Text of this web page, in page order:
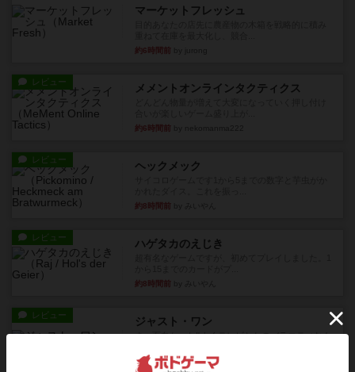
マーケットフレッシュ
約6時間前
レビュー メメントオンラインタクティクス
約6時間前
レビュー ヘックメック
約8時間前
レビュー ハゲタカのえじき
約8時間前
レビュー ジャスト・ワン
まぁ面白かった‼️よくテレビとかのバラエティなん
約8時間前 by みいやん